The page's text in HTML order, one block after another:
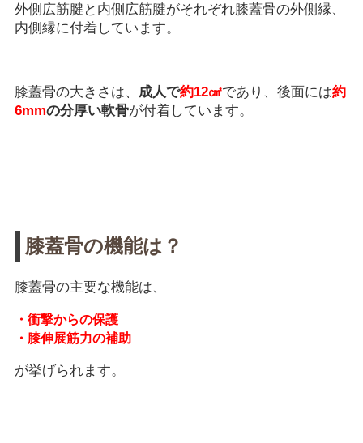
外側広筋腱と内側広筋腱がそれぞれ膝蓋骨の外側縁、
内側縁に付着しています。
膝蓋骨の大きさは、 成人で約12㎠であり、後面には約
6mmの分厚い軟骨が付着しています。
膝蓋骨の機能は？
膝蓋骨の主要な機能は、
・衝撃からの保護
・膝伸展筋力の補助
が挙げられます。